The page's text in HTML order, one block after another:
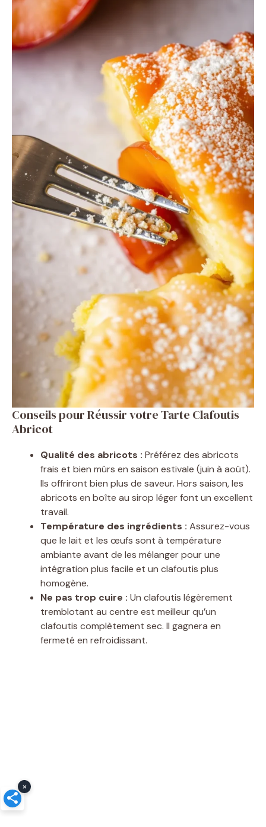
Conseils pour Réussir votre Tarte Clafoutis
Abricot
Qualité des abricots : Préférez des abricots
frais et bien mûrs en saison estivale (juin à août).
Ils offriront bien plus de saveur. Hors saison, les
abricots en boîte au sirop léger font un excellent
travail.
Température des ingrédients : Assurez-vous
que le lait et les œufs sont à température
ambiante avant de les mélanger pour une
intégration plus facile et un clafoutis plus
homogène.
Ne pas trop cuire : Un clafoutis légèrement
tremblotant au centre est meilleur qu’un
clafoutis complètement sec. Il gagnera en
fermeté en refroidissant.
×